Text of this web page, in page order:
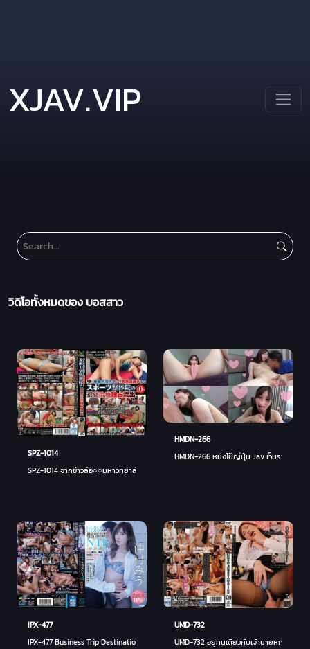
XJAV.VIP
วิดิโอทั้งหมดของ บอสสาว
SPZ-1014
SPZ-1014 จากข่าวลือ○○มหาวิทยาลัยพลศึกษาไปจนถึงนักกีฬานักธุรกิจการผูกขาดการรัก
HMDN-266
HMDN-266 หนังโป๊ญี่ปุ่น Jav เว็บรวมเอวี ห
IPX-477
IPX-477 Business Trip Destination Room NTR [รุ่นพิเศษ] บอสสาวสวยที่ถูกจัดหลายครั้
UMD-732
UMD-732 อยู่คนเดียวกับเจ้านายหญิงที่โห